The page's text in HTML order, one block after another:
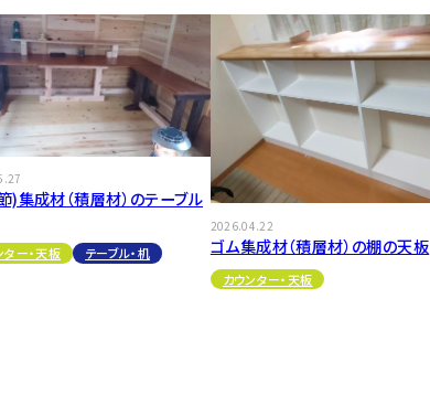
)集成材（積層材）のテーブル
ター・天板 テーブル・机
2026.04.22
ゴム集成材（積層材）の棚の天板
カウンター・天板